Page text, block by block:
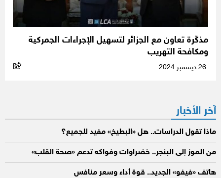
مذكّرة تعاون مع الجزائر لتسهيل الإجراءات الجمركية
ومكافحة التهريب
آخر الأخبار
ماذا تقول الدراسات.. هل «البطيخ» مفيد للجميع؟
من الموز إلى البنجر.. خضراوات وفواكه تدعم «صحة القلب»
هاتف «فيفو» الجديد.. قوة أداء وسعر منافس